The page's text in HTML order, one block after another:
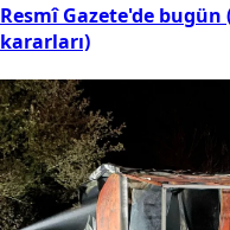
Resmî Gazete'de bugün
kararları)